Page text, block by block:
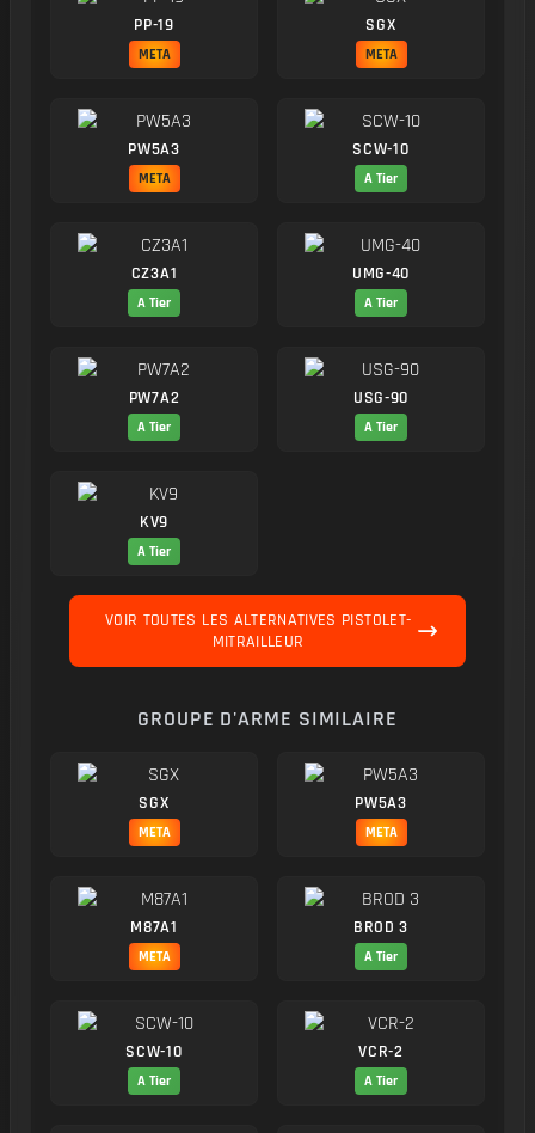
PP-19
META
SGX
META
PW5A3
META
SCW-10
A Tier
CZ3A1
A Tier
UMG-40
A Tier
PW7A2
A Tier
USG-90
A Tier
KV9
A Tier
VOIR TOUTES LES ALTERNATIVES PISTOLET-
MITRAILLEUR
GROUPE D'ARME SIMILAIRE
SGX
META
PW5A3
META
M87A1
META
BROD 3
A Tier
SCW-10
A Tier
VCR-2
A Tier